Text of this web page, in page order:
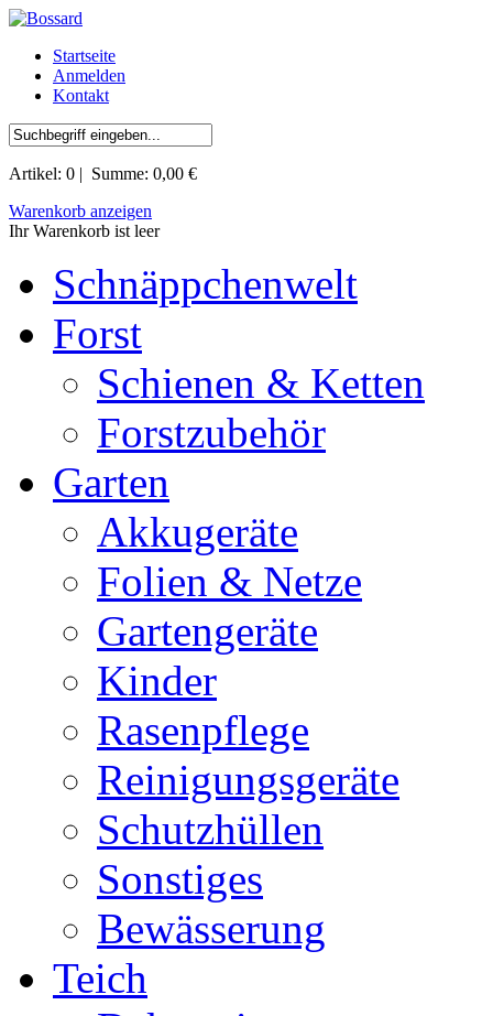
Startseite
Anmelden
Kontakt
Artikel: 0 | Summe: 0,00 €
Warenkorb anzeigen
Ihr Warenkorb ist leer
Schnäppchenwelt
Forst
Schienen & Ketten
Forstzubehör
Garten
Akkugeräte
Folien & Netze
Gartengeräte
Kinder
Rasenpflege
Reinigungsgeräte
Schutzhüllen
Sonstiges
Bewässerung
Teich